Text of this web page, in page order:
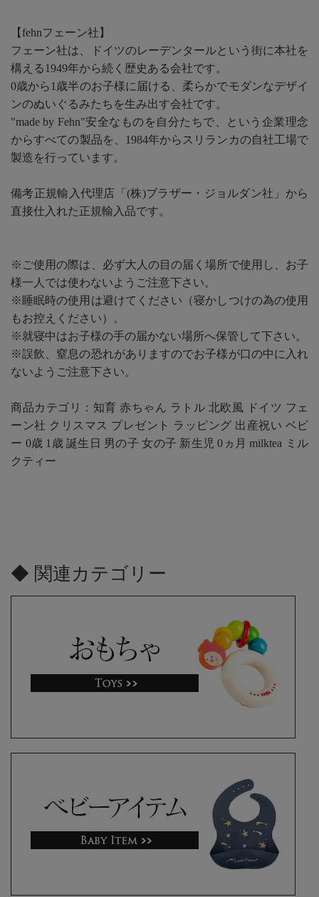
【fehnフェーン社】
フェーン社は、ドイツのレーデンタールという街に本社を
構える1949年から続く歴史ある会社です。
0歳から1歳半のお子様に届ける、柔らかでモダンなデザイ
ンのぬいぐるみたちを生み出す会社です。
"made by Fehn"安全なものを自分たちで、という企業理念
からすべての製品を、1984年からスリランカの自社工場で
製造を行っています。
備考正規輸入代理店「(株)ブラザー・ジョルダン社」から
直接仕入れた正規輸入品です。
※ご使用の際は、必ず大人の目の届く場所で使用し、お子
様一人では使わないようご注意下さい。
※睡眠時の使用は避けてください（寝かしつけの為の使用
もお控えください）。
※就寝中はお子様の手の届かない場所へ保管して下さい。
※誤飲、窒息の恐れがありますのでお子様が口の中に入れ
ないようご注意下さい。
商品カテゴリ：知育 赤ちゃん ラトル 北欧風 ドイツ フェ
ーン社 クリスマス プレゼント ラッピング 出産祝い ベビ
ー 0歳 1歳 誕生日 男の子 女の子 新生児 0ヵ月 milktea ミル
クティー
◆ 関連カテゴリー